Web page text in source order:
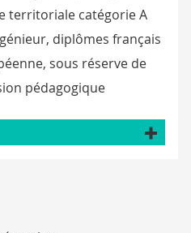
territoriale catégorie A
diplômes français
sous réserve de
pédagogique